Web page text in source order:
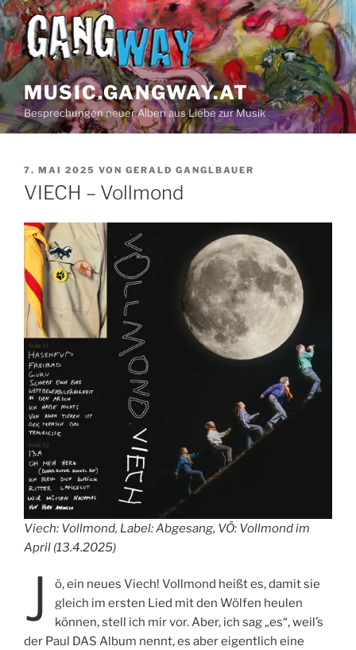
Z
u
m
I
n
h
a
MUSIC.GANGWAY.AT
Besprechungen neuer Alben aus Liebe zur Musik
V
E
R
F
F
N
T
L
C
H
T
A
M
7. MAI 2025 VON GERALD GANGLBAUER
VIECH – Vollmond
Viech: Vollmond, Label: Abgesang, VÖ: Vollmond im
April (13.4.2025)
J
ö, ein neues Viech! Vollmond heißt es, damit sie
gleich im ersten Lied mit den Wölfen heulen
können, stell ich mir vor. Aber, ich sag „es“, weil’s
der Paul DAS Album nennt, es aber eigentlich eine